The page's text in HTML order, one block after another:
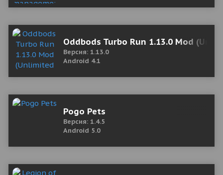
Oddbods Turbo Run 1.13.0 Mod
Версия: 1.13.0
Android 4.1
Pogo Pets
Версия: 1.4.5
Android 5.0